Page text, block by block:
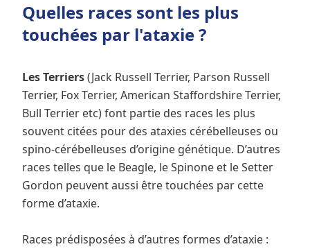
Quelles races sont les plus
touchées par l'ataxie ?
Les Terriers(Jack Russell Terrier, Parson Russell
Terrier, Fox Terrier, American Staffordshire Terrier,
Bull Terrier etc) font partie des races les plus
souvent citées pour des ataxies cérébelleuses ou
spino‑cérébelleuses d’origine génétique. D’autres
races telles que le Beagle, le Spinone et le Setter
Gordon peuvent aussi être touchées par cette
forme d’ataxie.
Races prédisposées à d’autres formes d’ataxie :